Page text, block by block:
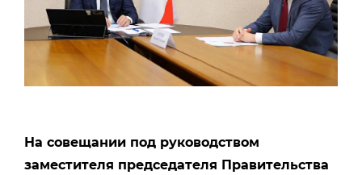
На совещании под руководством
заместителя председателя Правительства